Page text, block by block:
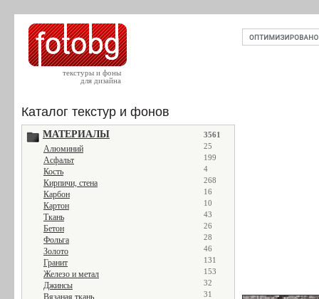
текстуры и фоны
для дизайна
Каталог текстур и фонов
МАТЕРИАЛЫ 3561
Алюминий 25
Асфальт 199
Кость 4
Кирпичи, стена 268
Карбон 16
Картон 10
Ткань 43
Бетон 26
Фольга 28
Золото 46
Гранит 131
Железо и метал 153
Джинсы 32
Вязаная ткань 31